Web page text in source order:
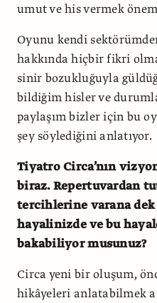
umut ve his vermek
Oyunu kendi
hakkında hiçbir fikri
sinir bozukluğuyla
bildiğim hisler ve
paylaşım bizler için bu
şey söylediğini anlatıyor.
Tiyatro Circa’nın
biraz. Repertuvardan
tercihlerine varana
hayalinizde ve bu
bakabiliyor musunuz?
Circa yeni bir oluşum,
hikâyeleri anlatabilmek